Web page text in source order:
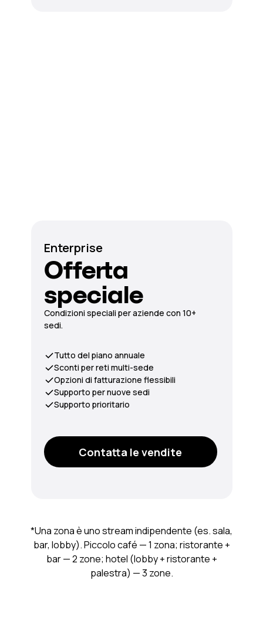
*Una zona è uno stream indipendente (es. sala,
bar, lobby). Piccolo café — 1 zona; ristorante +
bar — 2 zone; hotel (lobby + ristorante +
palestra) — 3 zone.
Enterprise
Offerta
speciale
Condizioni speciali per aziende con 10+
sedi.
Contatta le vendite
Tutto del piano annuale
Sconti per reti multi-sede
Opzioni di fatturazione flessibili
Supporto per nuove sedi
Supporto prioritario